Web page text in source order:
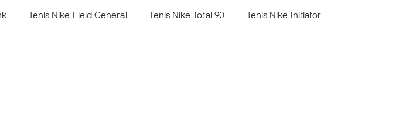
Tenis Nike Field General Tenis Nike Total 90 Tenis Nike Initiator